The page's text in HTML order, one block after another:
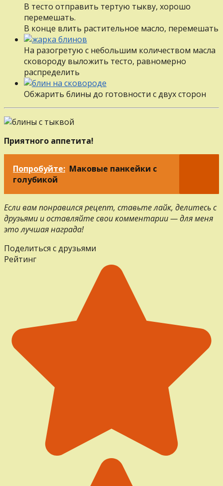
В тесто отправить тертую тыкву, хорошо
перемешать.
В конце влить растительное масло, перемешать
На разогретую с небольшим количеством масла
сковороду выложить тесто, равномерно
распределить
Обжарить блины до готовности с двух сторон
Приятного аппетита!
Попробуйте: Маковые панкейки с
голубикой
Если вам понравился рецепт, ставьте лайк, делитесь с
друзьями и оставляйте свои комментарии — для меня
это лучшая награда!
Поделиться с друзьями
Рейтинг